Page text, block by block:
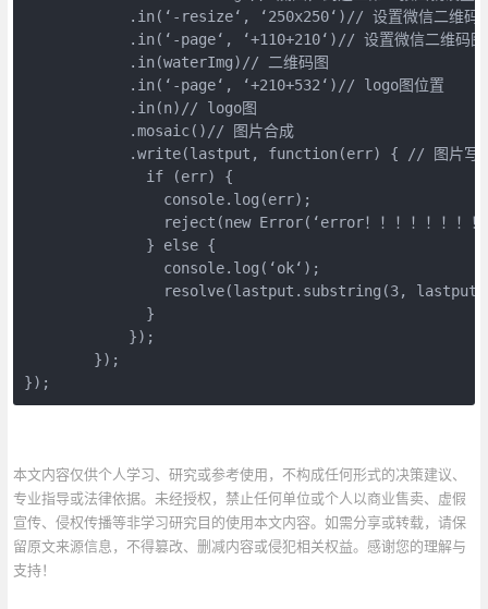
.in(‘-resize‘, ‘250x250‘)// 设置微信二维码
.in(‘-page‘, ‘+110+210‘)// 设置微信二维码图
            .in(waterImg)// 二维码图
            .in(‘-page‘, ‘+210+532‘)// logo图位置
            .in(n)// logo图
            .mosaic()// 图片合成
.write(lastput, function(err) { // 图片写
              if (err) {
                console.log(err);
reject(new Error(‘error！！！！！！！！
              } else {
                console.log(‘ok‘);
resolve(lastput.substring(3,
              }
            });
        });
});
本文内容仅供个人学习、研究或参考使用，不构成任何形式的决策建议、
专业指导或法律依据。未经授权，禁止任何单位或个人以商业售卖、虚假
宣传、侵权传播等非学习研究目的使用本文内容。如需分享或转载，请保
留原文来源信息，不得篡改、删减内容或侵犯相关权益。感谢您的理解与
支持！